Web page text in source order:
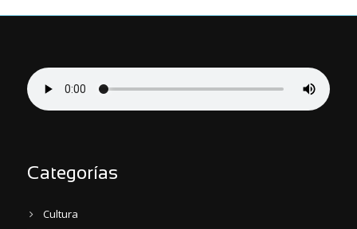
Categorías
Cultura